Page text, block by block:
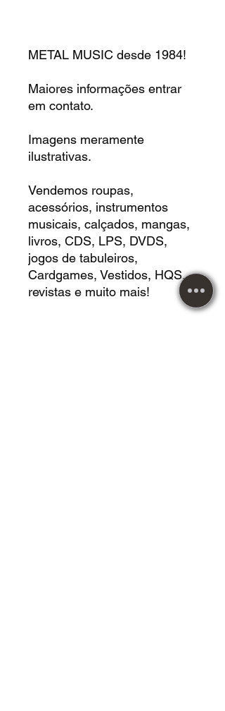
METAL MUSIC desde 1984!
Maiores informações entrar
em contato.
Imagens meramente
ilustrativas.
Vendemos roupas,
acessórios, instrumentos
musicais, calçados, mangas,
livros, CDS, LPS, DVDS,
jogos de tabuleiros,
Cardgames, Vestidos, HQS,
revistas e muito mais!